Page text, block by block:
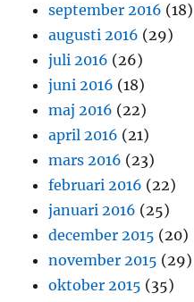
september 2016 (18)
augusti 2016 (29)
juli 2016 (26)
juni 2016 (18)
maj 2016 (22)
april 2016 (21)
mars 2016 (23)
februari 2016 (22)
januari 2016 (25)
december 2015 (20)
november 2015 (29)
oktober 2015 (35)